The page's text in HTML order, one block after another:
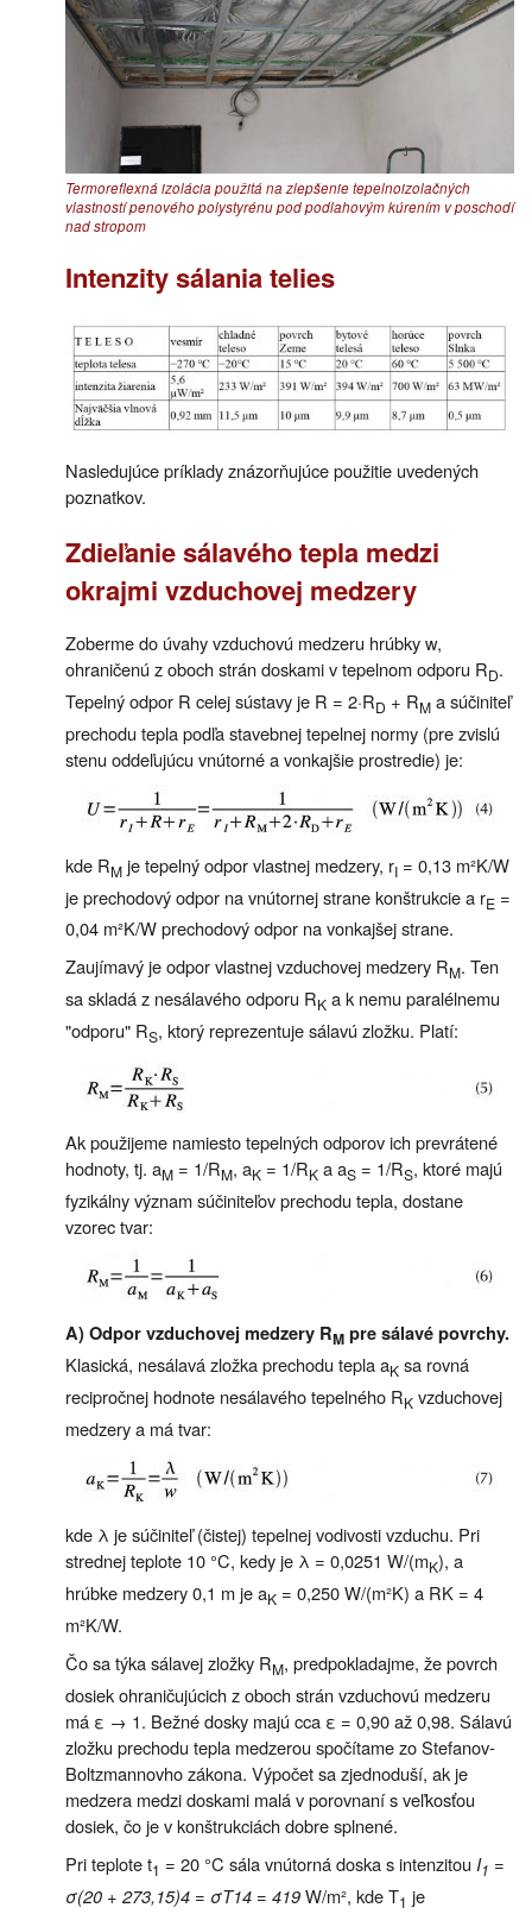
Termoreflexná izolácia použitá na zlepšenie tepelnoizolačných
vlastností penového polystyrénu pod podlahovým kúrením v poschodí
nad stropom
Intenzity sálania telies
Nasledujúce príklady znázorňujúce použitie uvedených
poznatkov.
Zdieľanie sálavého tepla medzi
okrajmi vzduchovej medzery
Zoberme do úvahy vzduchovú medzeru hrúbky w,
ohraničenú z oboch strán doskami v tepelnom odporu RD.
Tepelný odpor R celej sústavy je R = 2·RD + RM a súčiniteľ
prechodu tepla podľa stavebnej tepelnej normy (pre zvislú
stenu oddeľujúcu vnútorné a vonkajšie prostredie) je:
kde RM je tepelný odpor vlastnej medzery, rI = 0,13 m²K/W
je prechodový odpor na vnútornej strane konštrukcie a rE =
0,04 m²K/W prechodový odpor na vonkajšej strane.
Zaujímavý je odpor vlastnej vzduchovej medzery RM. Ten
sa skladá z nesálavého odporu RK a k nemu paralélnemu
"odporu" RS, ktorý reprezentuje sálavú zložku. Platí:
Ak použijeme namiesto tepelných odporov ich prevrátené
hodnoty, tj. aM = 1/RM, aK = 1/RK a aS = 1/RS, ktoré majú
fyzikálny význam súčiniteľov prechodu tepla, dostane
vzorec tvar:
A) Odpor vzduchovej medzery RM pre sálavé povrchy.
Klasická, nesálavá zložka prechodu tepla aK sa rovná
recipročnej hodnote nesálavého tepelného RK vzduchovej
medzery a má tvar:
kde λ je súčiniteľ (čistej) tepelnej vodivosti vzduchu. Pri
strednej teplote 10 °C, kedy je λ = 0,0251 W/(mK), a
hrúbke medzery 0,1 m je aK = 0,250 W/(m²K) a RK = 4
m²K/W.
Čo sa týka sálavej zložky RM, predpokladajme, že povrch
dosiek ohraničujúcich z oboch strán vzduchovú medzeru
má ε → 1. Bežné dosky majú cca ε = 0,90 až 0,98. Sálavú
zložku prechodu tepla medzerou spočítame zo Stefanov-
Boltzmannovho zákona. Výpočet sa zjednoduší, ak je
medzera medzi doskami malá v porovnaní s veľkosťou
dosiek, čo je v konštrukciách dobre splnené.
Pri teplote t1 = 20 °C sála vnútorná doska s intenzitou I1 =
σ(20 + 273,15)4 = σT14 = 419W/m², kde T1 je